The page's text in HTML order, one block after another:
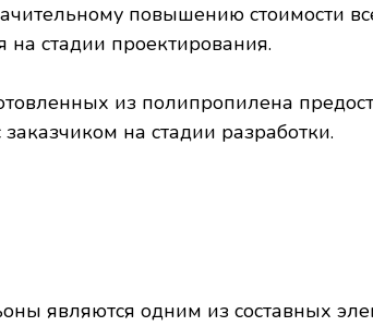
повышению стоимости
на стадии проектирования.
из полипропилена
на стадии разработки.
являются одним из составных